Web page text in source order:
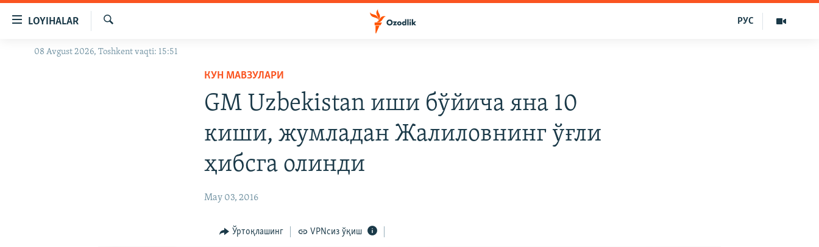
Бош
LOYIHALAR
OZODLIK SURISHTIRUVLARI
Излаш
РУС
08 Avgust 2026, Toshkent vaqti: 15:51
КУН МАВЗУЛАРИ
GM Uzbekistan иши бўйича яна 10
киши, жумладан Жалиловнинг ўғли
ҳибсга олинди
May 03, 2016
Ўртоқлашинг VPNсиз ўқиш